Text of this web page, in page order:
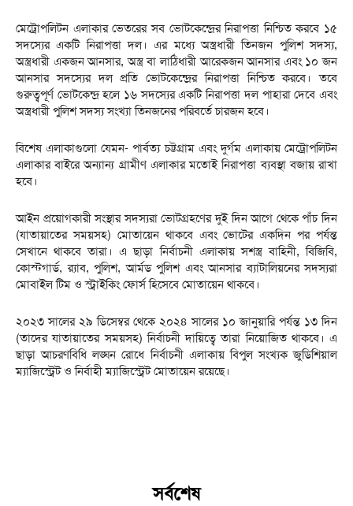
মেট্রোপলিটন এলাকার ভেতরের সব ভোটকেন্দ্রের নিরাপত্তা নিশ্চিত করবে ১৫
সদস্যের একটি নিরাপত্তা দল। এর মধ্যে অস্ত্রধারী তিনজন পুলিশ সদস্য,
অস্ত্রধারী একজন আনসার, অস্ত্র বা লাঠিধারী আরেকজন আনসার এবং ১০ জন
আনসার সদস্যের দল প্রতি ভোটকেন্দ্রের নিরাপত্তা নিশ্চিত করবে। তবে
গুরুত্বপূর্ণ ভোটকেন্দ্র হলে ১৬ সদস্যের একটি নিরাপত্তা দল পাহারা দেবে এবং
অস্ত্রধারী পুলিশ সদস্য সংখ্যা তিনজনের পরিবর্তে চারজন হবে।
বিশেষ এলাকাগুলো যেমন- পার্বত্য চট্টগ্রাম এবং দুর্গম এলাকায় মেট্রোপলিটন
এলাকার বাইরে অন্যান্য গ্রামীণ এলাকার মতোই নিরাপত্তা ব্যবস্থা বজায় রাখা
হবে।
আইন প্রয়োগকারী সংস্থার সদস্যরা ভোটগ্রহণের দুই দিন আগে থেকে পাঁচ দিন
(যাতায়াতের সময়সহ) মোতায়েন থাকবে এবং ভোটের একদিন পর পর্যন্ত
সেখানে থাকবে তারা। এ ছাড়া নির্বাচনী এলাকায় সশস্ত্র বাহিনী, বিজিবি,
কোস্টগার্ড, র‌্যাব, পুলিশ, আর্মড পুলিশ এবং আনসার ব্যাটালিয়নের সদস্যরা
মোবাইল টিম ও স্ট্রাইকিং ফোর্স হিসেবে মোতায়েন থাকবে।
২০২৩ সালের ২৯ ডিসেম্বর থেকে ২০২৪ সালের ১০ জানুয়ারি পর্যন্ত ১৩ দিন
(তাদের যাতায়াতের সময়সহ) নির্বাচনী দায়িত্বে তারা নিয়োজিত থাকবে। এ
ছাড়া আচরণবিধি লঙ্ঘন রোধে নির্বাচনী এলাকায় বিপুল সংখ্যক জুডিশিয়াল
ম্যাজিস্ট্রেট ও নির্বাহী ম্যাজিস্ট্রেট মোতায়েন রয়েছে।
সর্বশেষ